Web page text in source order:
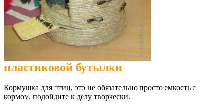
пластиковой бутылки
Кормушка для птиц, это не обязательно просто емкость с
кормом, подойдите к делу творчески.